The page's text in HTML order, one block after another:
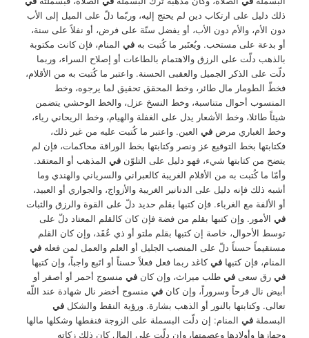
ذلك دليل على ارتكاب دين لم يحتج إليه، وربّما دلّ على الميل إلى الأب
دون الأم، والأم دون الأب، أو يفضل سنّة على فرض، أو نفلاً على سنة،
أو بدعة على مستحب. ويُعتَبر ما كُتبت بهفي المنام، فإن كانت مكتوبة
بالذهب دلّت على الرزق والاهتمام بالطاعات أو إصلاح السراء، وربما
دلّت على الذكر الجميل والعقبى الحسنة. واعتبر ما كُتبت به من الأقلام،
فخطّ الطومار مال طائر، وخط المحقق تحقيق لما يرجوه، وخط
المنسوب أحوال متناسبة، وخط النسخ عزل، والخط الوحشي يتضمن
شيئاً طائلا، وخط الأشعار يدل على الغفلة والهيام، وخط الريحاني رياء،
وخط الغباري مرضفي العين. واعتبر ما كُتبت عليه من غير ذلك،
فكتابتها بخط التوقيع عز ونصر وكتابتها بخط الوراقة محاكمات، فإن لم
يتضح من كتابتها شيء، فهو دليل على التلوّنفي المذهب أو المعتقد.
وأمّا ما كُتبت به من الأقلام الغريبة كالعبراني والسرياني والهندي وما
أشبه ذلك فإنه دليل على الدنانير الغريبة والأزواج، والجواري أو العبيد،
أو الألفة مع الغرباء. فإن كتبها بقلم حديد دلّ على القوة والرزق والثبات
في الأمور. وإن كتبها بقلم من فضة فإن كان كالقلم المعتاد دلّ على
توسط الأحوال، خاصة إن كتبها بقلم ملتو أو ذي عُقَد، وإن كان القلم
مستقيماً حسناً دلّ على المنصب الجليل أو العلم والعمل لمن فعلهفي
المنام، فإن كتبهافيكاغد ربما فعل فعلاً حسناً أو اتَبع واجباً، وإن كتبها
في رق سعىفي طلب ميراث، وإن كانفي منسوج أحمر أو أصفر أو
أبيض نال فرحاً وسروراً، وإن كانفي منسوج أخضر نال شهادة عند اللّه
تعالى. وكتابتها بالنور أو الذهب بشارة. ورؤية النقط والشكلفي
البسملةفي المنام: إن دلّت البسملة على الزوجة فنقطها وشكلها مالها
وجهازها وأولادها وعصمتها، وإن دلّت على المال كان ذلك زكاته